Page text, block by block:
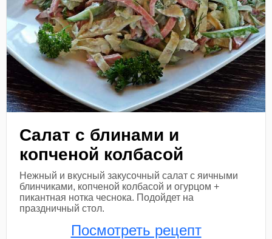
Салат с блинами и
копченой колбасой
Нежный и вкусный закусочный салат с яичными
блинчиками, копченой колбасой и огурцом +
пикантная нотка чеснока. Подойдет на
праздничный стол.
Посмотреть рецепт